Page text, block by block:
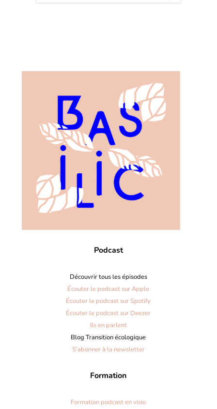
Podcast
Découvrir tous les épisodes
Écouter le podcast sur Apple
Écouter le podcast sur Spotify
Écouter le podcast sur Deezer
Ils en parlent
Blog Transition écologique
S’abonner à la newsletter
Formation
Formation podcast en visio